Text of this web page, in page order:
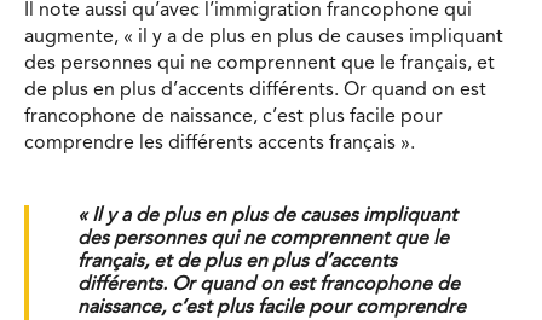
Il note aussi qu’avec l’immigration francophone qui
augmente, « il y a de plus en plus de causes impliquant
des personnes qui ne comprennent que le français, et
de plus en plus d’accents différents. Or quand on est
francophone de naissance, c’est plus facile pour
comprendre les différents accents français ».
« Il y a de plus en plus de causes impliquant
des personnes qui ne comprennent que le
français, et de plus en plus d’accents
différents. Or quand on est francophone de
naissance, c’est plus facile pour comprendre